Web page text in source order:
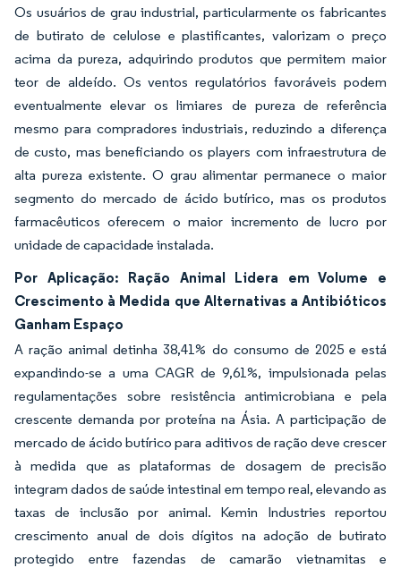
Os usuários de grau industrial, particularmente os fabricantes
de butirato de celulose e plastificantes, valorizam o preço
acima da pureza, adquirindo produtos que permitem maior
teor de aldeído. Os ventos regulatórios favoráveis podem
eventualmente elevar os limiares de pureza de referência
mesmo para compradores industriais, reduzindo a diferença
de custo, mas beneficiando os players com infraestrutura de
alta pureza existente. O grau alimentar permanece o maior
segmento do mercado de ácido butírico, mas os produtos
farmacêuticos oferecem o maior incremento de lucro por
unidade de capacidade instalada.
Por Aplicação: Ração Animal Lidera em Volume e
Crescimento à Medida que Alternativas a Antibióticos
Ganham Espaço
A ração animal detinha 38,41% do consumo de 2025 e está
expandindo-se a uma CAGR de 9,61%, impulsionada pelas
regulamentações sobre resistência antimicrobiana e pela
crescente demanda por proteína na Ásia. A participação de
mercado de ácido butírico para aditivos de ração deve crescer
à medida que as plataformas de dosagem de precisão
integram dados de saúde intestinal em tempo real, elevando as
taxas de inclusão por animal. Kemin Industries reportou
crescimento anual de dois dígitos na adoção de butirato
protegido entre fazendas de camarão vietnamitas e